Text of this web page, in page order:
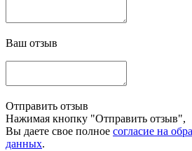
Ваш отзыв
Отправить отзыв
Нажимая кнопку "Отправить отзыв",
Вы даете свое полное согласие на
данных.